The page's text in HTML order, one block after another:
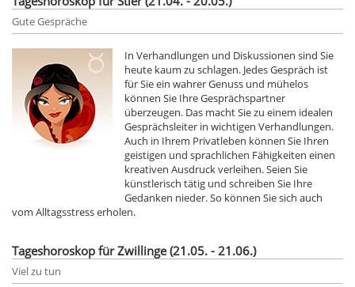
Gute Gespräche
In Verhandlungen und Diskussionen sind Sie
heute kaum zu schlagen. Jedes Gespräch ist
für Sie ein wahrer Genuss und mühelos
können Sie Ihre Gesprächspartner
überzeugen. Das macht Sie zu einem idealen
Gesprächsleiter in wichtigen Verhandlungen.
Auch in Ihrem Privatleben können Sie Ihren
geistigen und sprachlichen Fähigkeiten einen
kreativen Ausdruck verleihen. Seien Sie
künstlerisch tätig und schreiben Sie Ihre
Gedanken nieder. So können Sie sich auch
vom Alltagsstress erholen.
Tageshoroskop für Zwillinge (21.05. - 21.06.)
Viel zu tun